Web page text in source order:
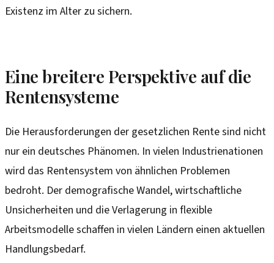
Existenz im Alter zu sichern.
Eine breitere Perspektive auf die
Rentensysteme
Die Herausforderungen der gesetzlichen Rente sind nicht
nur ein deutsches Phänomen. In vielen Industrienationen
wird das Rentensystem von ähnlichen Problemen
bedroht. Der demografische Wandel, wirtschaftliche
Unsicherheiten und die Verlagerung in flexible
Arbeitsmodelle schaffen in vielen Ländern einen aktuellen
Handlungsbedarf.